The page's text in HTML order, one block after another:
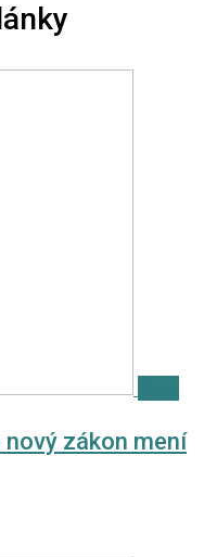
zákon mení